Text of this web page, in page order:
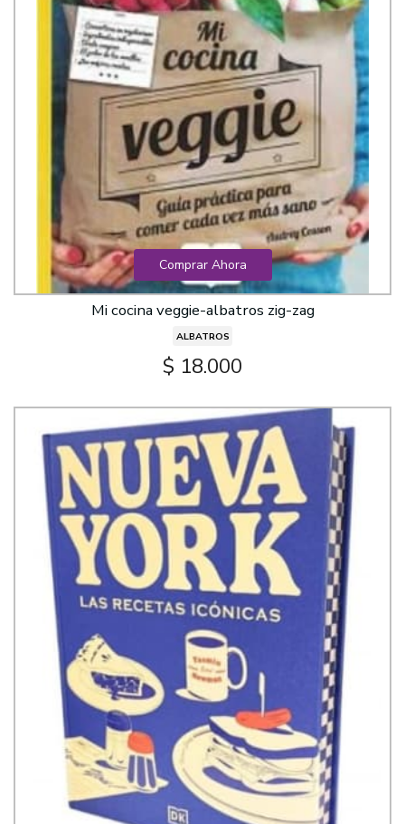
Comprar Ahora
Mi cocina veggie-albatros zig-zag
ALBATROS
$ 18.000